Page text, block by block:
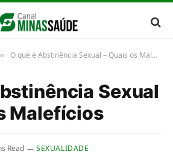
» O que é Abstinência Sexual – Quais os Malefícios
Sexual
Malefícios
Read SEXUALIDADE